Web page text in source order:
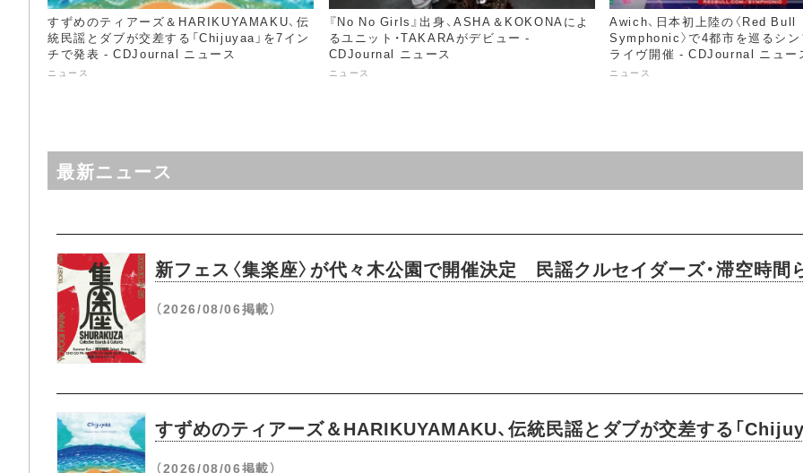
すずめのティアーズ＆HARIKUYAMAKU、伝
統民謡とダブが交差する「Chijuyaa」を7イン
チで発表 - CDJournal ニュース
ニュース
『No No Girls』出身、ASHA＆KOKONAによ
るユニット・TAKARAがデビュー -
CDJournal ニュース
ニュース
Awich、日本初上陸の〈Red Bull
Symphonic〉で4都市を巡るシン
ライヴ開催 - CDJournal ニュー
ニュース
最新ニュース
新フェス〈集楽座〉が代々木公園で開催決定 民謡クルセイダーズ・滞空時間
（2026/08/06掲載）
すずめのティアーズ＆HARIKUYAMAKU、伝統民謡とダブが交差する「
（2026/08/06掲載）